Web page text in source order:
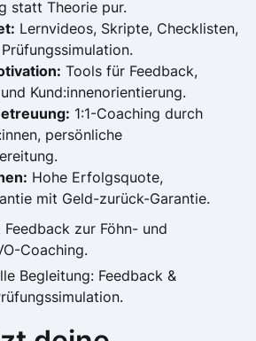
statt Theorie pur.
Lernvideos, Skripte, Checklisten,
Tools für Feedback,
Kund:innenorientierung.
1:1-Coaching durch
persönliche
Hohe Erfolgsquote,
mit Geld-zurück-Garantie.
Begleitung: Feedback &